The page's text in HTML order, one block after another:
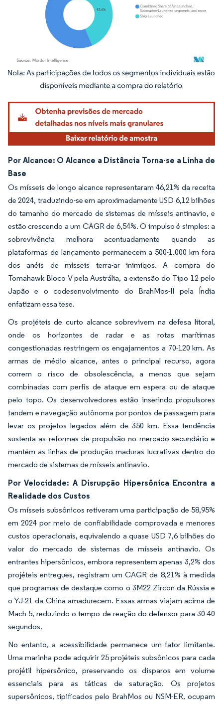
Imagem © Mordor Intelligence. O reuso requer atribuição conforme CC BY 4.0.
Por Alcance: O Alcance a Distância Torna-se a Linha de
Base
Os mísseis de longo alcance representaram 46,21% da receita
de 2024, traduzindo-se em aproximadamente USD 6,12 bilhões
do tamanho do mercado de sistemas de mísseis antinavio, e
estão crescendo a um CAGR de 6,54%. O impulso é simples: a
sobrevivência melhora acentuadamente quando as
plataformas de lançamento permanecem a 500-1.000 km fora
dos anéis de mísseis terra-ar inimigos. A compra do
Tomahawk Bloco V pela Austrália, a extensão do Tipo 12 pelo
Japão e o codesenvolvimento do BrahMos-II pela Índia
enfatizam essa tese.
Os projéteis de curto alcance sobrevivem na defesa litoral,
onde os horizontes de radar e as rotas marítimas
congestionadas restringem os engajamentos a 70-120 km. As
armas de médio alcance, antes o principal recurso, agora
correm o risco de obsolescência, a menos que sejam
combinadas com perfis de ataque em espera ou de ataque
pelo topo. Os desenvolvedores estão inserindo propulsores
tandem e navegação autônoma por pontos de passagem para
levar os projetos legados além de 350 km. Essa tendência
sustenta as reformas de propulsão no mercado secundário e
mantém as linhas de produção maduras lucrativas dentro do
mercado de sistemas de mísseis antinavio.
Por Velocidade: A Disrupção Hipersônica Encontra a
Realidade dos Custos
Os mísseis subsônicos retiveram uma participação de 58,95%
em 2024 por meio de confiabilidade comprovada e menores
custos operacionais, equivalendo a quase USD 7,6 bilhões do
valor do mercado de sistemas de mísseis antinavio. Os
entrantes hipersônicos, embora representem apenas 3,2% dos
projéteis entregues, registram um CAGR de 8,21% à medida
que programas de destaque como o 3M22 Zircon da Rússia e
o YJ-21 da China amadurecem. Essas armas viajam acima de
Mach 5, reduzindo o tempo de reação do defensor para 30-40
segundos.
No entanto, a acessibilidade permanece um fator limitante.
Uma marinha pode adquirir 25 projéteis subsônicos para cada
projétil hipersônico, preservando os disparos em volume
essenciais para as táticas de saturação. Os projetos
supersônicos, tipificados pelo BrahMos ou NSM-ER, ocupam